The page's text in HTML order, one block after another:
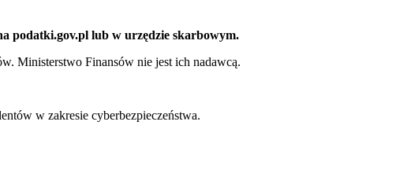
podatki.gov.pl lub w urzędzie skarbowym.
Ministerstwo Finansów nie jest ich nadawcą.
w zakresie cyberbezpieczeństwa.